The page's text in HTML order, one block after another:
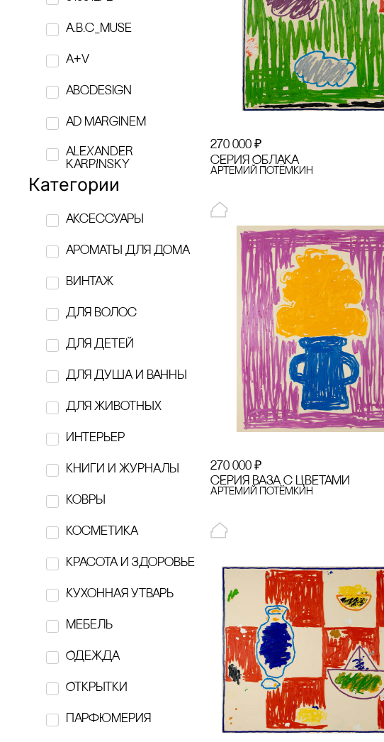
a.b.c_muse
A+V
ABCdesign
Ad Marginem
ALEXANDER
KARPINSKY
AMOVINO
ANNA RYMAR
APOTROPEY
ASSOULINE
Belugin Sam
BOBBER
‎Breechka Magazine
BUTTERCUPS
cARABINE
cELLBN
cOLLA GEN
Delo
EBURET
EXOARI L
figura A
FLAME.MOSCOW
GARAGE
Hairmates
Категории
аксессуары
ароматы для дома
винтаж
Для волос
для детей
для душа и ванны
для животных
интерьер
кнИги И ЖуРнаЛы
ковры
косметика
красота и здоровье
Кухонная утварь
Мебель
Одежда
Открытки
парфюмерия
270 000 ₽
сЕРИЯ ОБЛАКА
Артемий Потёмкин
270 000 ₽
сЕРИЯ ВАЗА с ЦВЕТАМИ
Артемий Потёмкин